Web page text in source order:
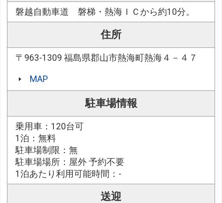
磐越自動車道 磐梯・熱海ＩＣから約10分。
住所
〒963-1309 福島県郡山市熱海町熱海４－４７
MAP
駐車場情報
乗用車：120台可
1泊：無料
駐車場制限：無
駐車場場所：屋外 予約不要
1泊あたり利用可能時間：-
送迎